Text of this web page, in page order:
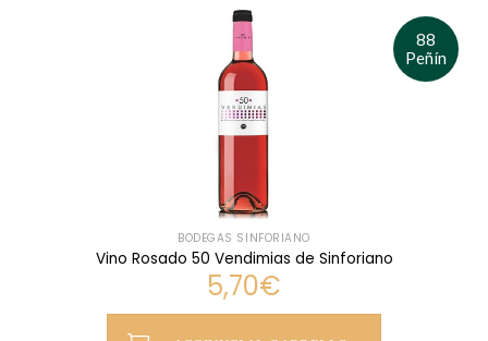
88
Peñín
BODEGAS SINFORIANO
Vino Rosado 50 Vendimias de Sinforiano
5,70€